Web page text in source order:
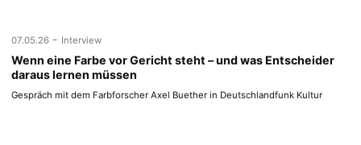
07.05.26 - Interview
Wenn eine Farbe vor Gericht steht – und was Entscheider
daraus lernen müssen
Gespräch mit dem Farbforscher Axel Buether in Deutschlandfunk Kultur